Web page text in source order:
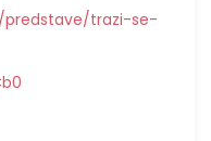
predstave/trazi-se-